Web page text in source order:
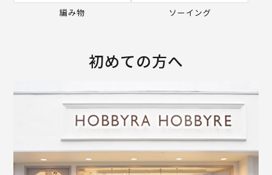
編み物 ソーイング
初めての方へ